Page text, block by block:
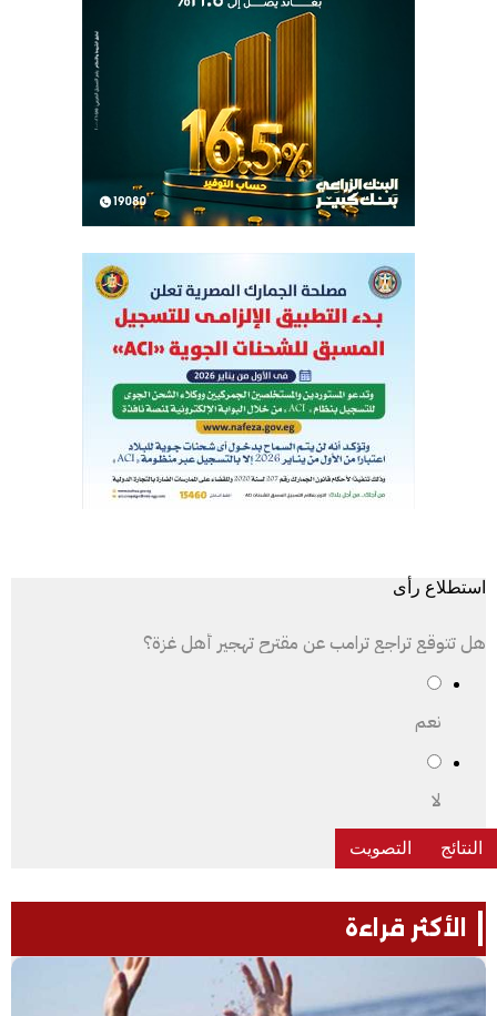
استطلاع رأى
هل تتوقع تراجع ترامب عن مقترح تهجير أهل غزة؟
نعم
لا
الأكثر قراءة